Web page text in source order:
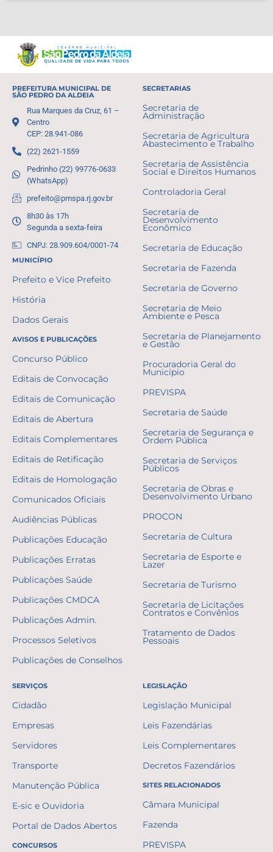
PREFEITURA MUNICIPAL DE
SÃO PEDRO DA ALDEIA
Rua Marques da Cruz, 61 –
Centro
CEP: 28.941-086
(22) 2621-1559
Pedrinho (22) 99776-0633
(WhatsApp)
prefeito@pmspa.rj.gov.br
8h30 às 17h
Segunda a sexta-feira
CNPJ: 28.909.604/0001-74
MUNICÍPIO
Prefeito e Vice Prefeito
História
Dados Gerais
AVISOS E PUBLICAÇÕES
Concurso Público
Editais de Convocação
Editais de Comunicação
Editais de Abertura
Editais Complementares
Editais de Retificação
Editais de Homologação
Comunicados Oficiais
Audiências Públicas
Publicações Educação
Publicações Erratas
Publicações Saúde
Publicações CMDCA
Publicações Admin.
Processos Seletivos
Publicações de Conselhos
SECRETARIAS
Secretaria de
Administração
Secretaria de Agricultura
Abastecimento e Trabalho
Secretaria de Assistência
Social e Direitos Humanos
Controladoria Geral
Secretaria de
Desenvolvimento
Econômico
Secretaria de Educação
Secretaria de Fazenda
Secretaria de Governo
Secretaria de Meio
Ambiente e Pesca
Secretaria de Planejamento
e Gestão
Procuradoria Geral do
Município
PREVISPA
Secretaria de Saúde
Secretaria de Segurança e
Ordem Pública
Secretaria de Serviços
Públicos
Secretaria de Obras e
Desenvolvimento Urbano
PROCON
Secretaria de Cultura
Secretaria de Esporte e
Lazer
Secretaria de Turismo
Secretaria de Licitações
Contratos e Convênios
Tratamento de Dados
Pessoais
SERVIÇOS
Cidadão
Empresas
Servidores
Transporte
Manutenção Pública
E-sic e Ouvidoria
Portal de Dados Abertos
CONCURSOS
LEGISLAÇÃO
Legislação Municipal
Leis Fazendárias
Leis Complementares
Decretos Fazendários
SITES RELACIONADOS
Câmara Municipal
Fazenda
PREVISPA